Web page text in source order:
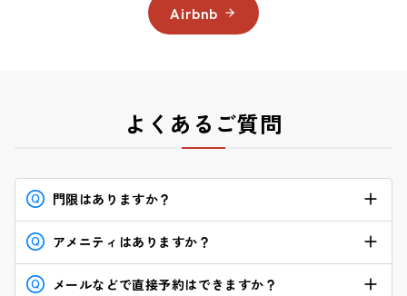
Airbnb
よくあるご質問
門限はありますか？
ございません。オートロック式で24 時間、出入り自由
です。
アメニティはありますか？
バスタオル、タオル、シャンプー、コンディショナ
メールなどで直接予約はできますか？